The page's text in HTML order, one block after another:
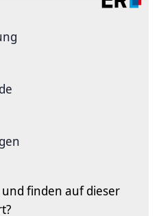
und finden auf dieser